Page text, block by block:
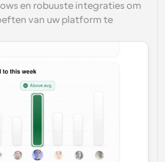
en robuuste integraties om
van uw platform te